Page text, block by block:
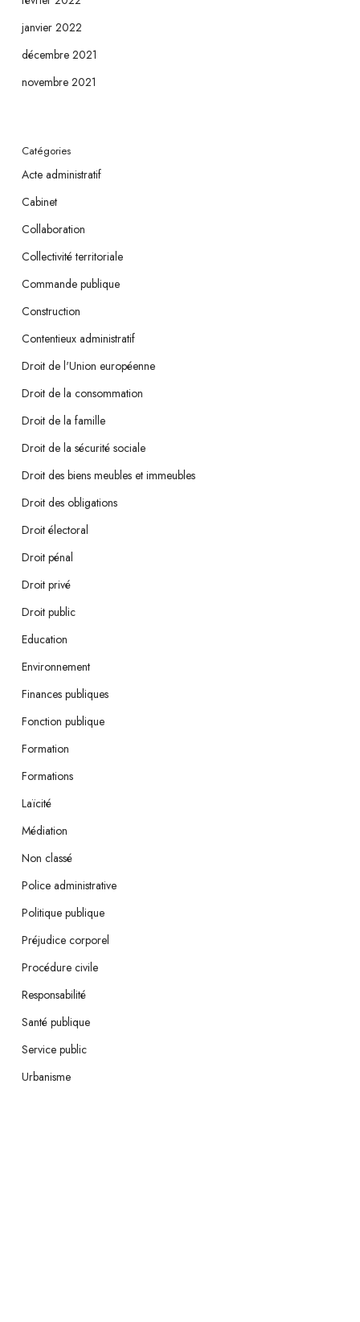
janvier 2022
décembre 2021
novembre 2021
Catégories
Acte administratif
Cabinet
Collaboration
Collectivité territoriale
Commande publique
Construction
Contentieux administratif
Droit de l'Union européenne
Droit de la consommation
Droit de la famille
Droit de la sécurité sociale
Droit des biens meubles et immeubles
Droit des obligations
Droit électoral
Droit pénal
Droit privé
Droit public
Education
Environnement
Finances publiques
Fonction publique
Formation
Formations
Laïcité
Médiation
Non classé
Police administrative
Politique publique
Préjudice corporel
Procédure civile
Responsabilité
Santé publique
Service public
Urbanisme